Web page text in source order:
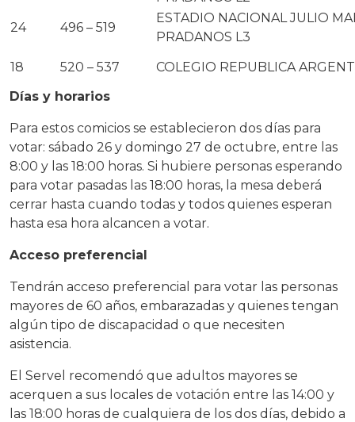
24
496 – 519
ESTADIO NACIONAL JULIO
PRADANOS L3
18
520 – 537
COLEGIO REPUBLICA
Días y horarios
Para estos comicios se establecieron dos días para
votar: sábado 26 y domingo 27 de octubre, entre las
8:00 y las 18:00 horas. Si hubiere personas esperando
para votar pasadas las 18:00 horas, la mesa deberá
cerrar hasta cuando todas y todos quienes esperan
hasta esa hora alcancen a votar.
Acceso preferencial
Tendrán acceso preferencial para votar las personas
mayores de 60 años, embarazadas y quienes tengan
algún tipo de discapacidad o que necesiten
asistencia.
El Servel recomendó que adultos mayores se
acerquen a sus locales de votación entre las 14:00 y
las 18:00 horas de cualquiera de los dos días, debido a